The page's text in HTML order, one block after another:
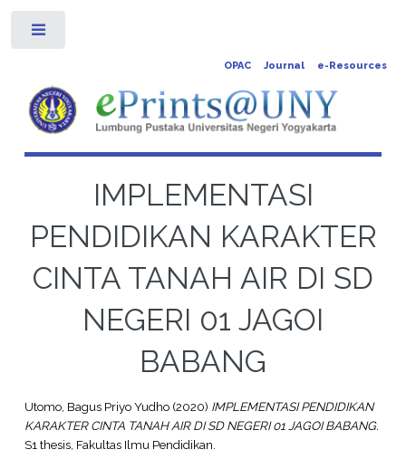
OPAC Journal e-Resources
IMPLEMENTASI
PENDIDIKAN KARAKTER
CINTA TANAH AIR DI SD
NEGERI 01 JAGOI
BABANG
Utomo, Bagus Priyo Yudho(2020) IMPLEMENTASI PENDIDIKAN
KARAKTER CINTA TANAH AIR DI SD NEGERI 01 JAGOI BABANG.
S1 thesis, Fakultas Ilmu Pendidikan.